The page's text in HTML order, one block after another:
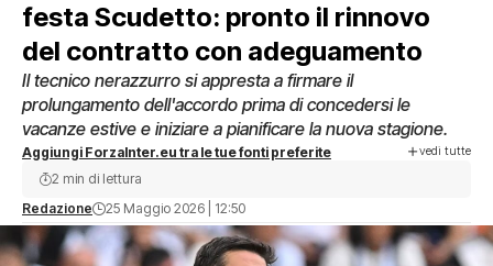
festa Scudetto: pronto il rinnovo
del contratto con adeguamento
Il tecnico nerazzurro si appresta a firmare il
prolungamento dell'accordo prima di concedersi le
vacanze estive e iniziare a pianificare la nuova stagione.
Aggiungi ForzaInter.eu tra le tue fonti preferite vedi tutte
Redazione 25 Maggio 2026 | 12:50
2 min di lettura